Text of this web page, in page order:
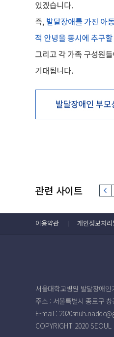
관련 사이트
이용약관 개인정보처리
서울대학교병원 발달장애인
주소 : 서울특별시 종로구
E-mail :
COPYRIGHT 2020